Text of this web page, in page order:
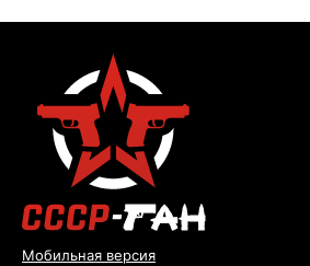
Мобильная версия